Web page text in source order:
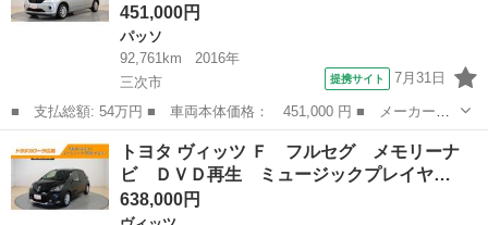
451,000円
パッソ
92,761km
2016年
三次市
提携サイト 7月31日
■ 支払総額: 54万円 ■ 車両本体価格： 451,000 円 ■ メーカー
名： トヨタ ■ 車種名： パッソ ■ グレード名： Ｘ Ｌパッケ
ージＳ ミュージックプレイヤー接続可 衝突被害軽減システム Ｅ
ＴＣ ワンオーナ...
三次市 パッソ
トヨタ ヴィッツ Ｆ フルセグ メモリーナ
ビ ＤＶＤ再生 ミュージックプレイヤ…
638,000円